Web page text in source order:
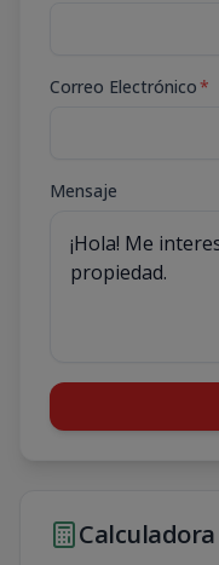
Correo Electrónico*
Mensaje